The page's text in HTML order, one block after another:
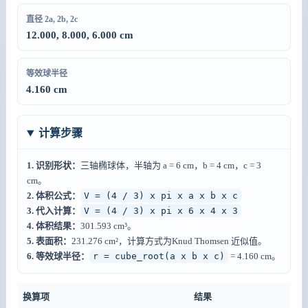
直径 2a, 2b, 2c
12.000, 8.000, 6.000 cm
等效球半径
4.160 cm
计算步骤
1. 识别形状： 三轴椭球体，半轴为 a = 6 cm，b = 4 cm，c = 3
cm。
2. 体积公式：
V = (4 / 3) x pi x a x b x c
3. 代入计算：
V = (4 / 3) x pi x 6 x 4 x 3
4. 体积结果： 301.593 cm³。
5. 表面积： 231.276 cm²，计算方式为Knud Thomsen 近似值。
6. 等效球半径：
r = cube_root(a x b x c) = 4.160 cm。
换算项 结果